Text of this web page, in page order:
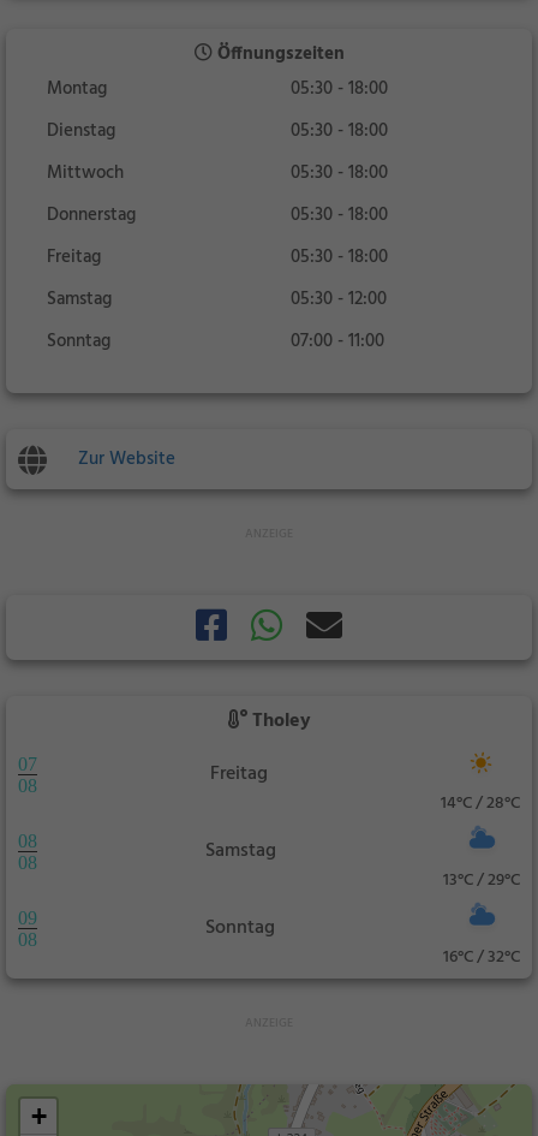
Öffnungszeiten
Montag
05:30 - 18:00
Dienstag
05:30 - 18:00
Mittwoch
05:30 - 18:00
Donnerstag
05:30 - 18:00
Freitag
05:30 - 18:00
Samstag
05:30 - 12:00
Sonntag
07:00 - 11:00
Zur Website
Tholey
07
08
Freitag
14°C / 28°C
08
08
Samstag
13°C / 29°C
09
08
Sonntag
16°C / 32°C
+